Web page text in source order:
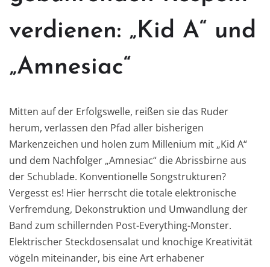
verdienen: „Kid A“ und
„Amnesiac“
Mitten auf der Erfolgswelle, reißen sie das Ruder
herum, verlassen den Pfad aller bisherigen
Markenzeichen und holen zum Millenium mit „Kid A“
und dem Nachfolger „Amnesiac“ die Abrissbirne aus
der Schublade. Konventionelle Songstrukturen?
Vergesst es! Hier herrscht die totale elektronische
Verfremdung, Dekonstruktion und Umwandlung der
Band zum schillernden Post-Everything-Monster.
Elektrischer Steckdosensalat und knochige Kreativität
vögeln miteinander, bis eine Art erhabener